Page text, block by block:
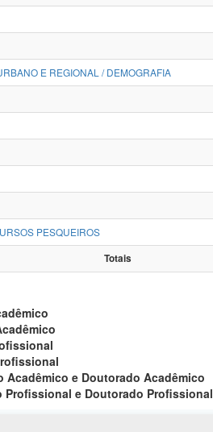
E REGIONAL / DEMOGRAFIA
PESQUEIROS
Totais
Acadêmico
Acadêmico e Doutorado Acadêmico
Profissional e Doutorado Profissional